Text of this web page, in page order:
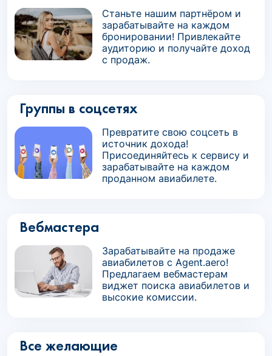
Станьте нашим партнёром и
зарабатывайте на каждом
бронировании! Привлекайте
аудиторию и получайте доход
с продаж.
Группы в соцсетях
Превратите свою соцсеть в
источник дохода!
Присоединяйтесь к сервису и
зарабатывайте на каждом
проданном авиабилете.
Вебмастера
Зарабатывайте на продаже
авиабилетов с Agent.aero!
Предлагаем вебмастерам
виджет поиска авиабилетов и
высокие комиссии.
Все желающие